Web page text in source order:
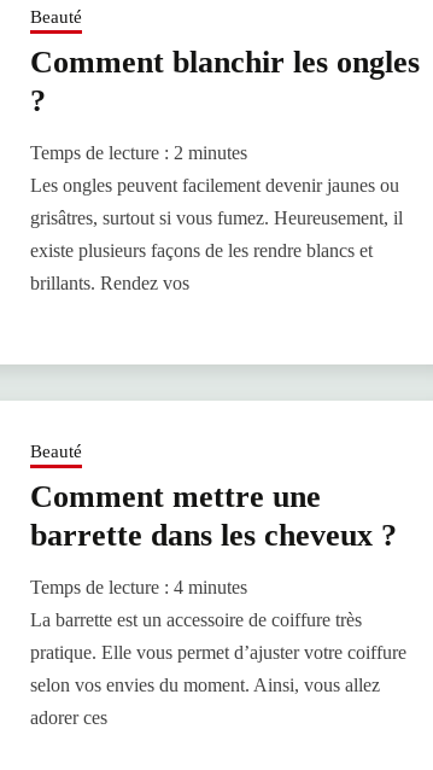
Beauté
Comment blanchir les ongles
?
Temps de lecture : 2 minutes
Les ongles peuvent facilement devenir jaunes ou
grisâtres, surtout si vous fumez. Heureusement, il
existe plusieurs façons de les rendre blancs et
brillants. Rendez vos
Beauté
Comment mettre une
barrette dans les cheveux ?
Temps de lecture : 4 minutes
La barrette est un accessoire de coiffure très
pratique. Elle vous permet d’ajuster votre coiffure
selon vos envies du moment. Ainsi, vous allez
adorer ces